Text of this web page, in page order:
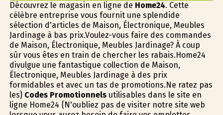
Découvrez le magasin en ligne de Home24. Cette
célèbre entreprise vous fournit une splendide
sélection d'articles de Maison, Électronique, Meubles
Jardinage à bas prix.Voulez-vous faire des commandes
de Maison, Électronique, Meubles Jardinage? À coup
sûr vous êtes en train de chercher les rabais.Home24
divulgue une fantastique collection de Maison,
Électronique, Meubles Jardinage à des prix
formidables et avec un tas de promotions.Ne ratez pas
les} Codes Promotionnelsutilisables dans le site en
ligne Home24 {N'oubliez pas de visiter notre site web